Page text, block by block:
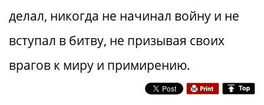
делал, никогда не начинал войну и не
вступал в битву, не призывая своих
врагов к миру и примирению.